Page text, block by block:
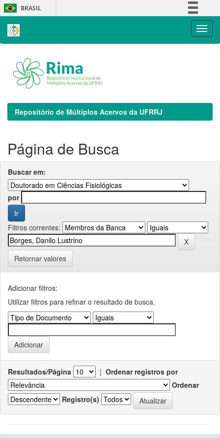
Skip
navigation
BRASIL
Repositório de Múltiplos Acervos da UFRRJ
Página de Busca
Buscar em:
por
Filtros correntes:
Retornar valores
Adicionar filtros:
Utilizar filtros para refinar o resultado de busca.
Resultados/Página | Ordenar registros por
Ordenar
Registro(s)